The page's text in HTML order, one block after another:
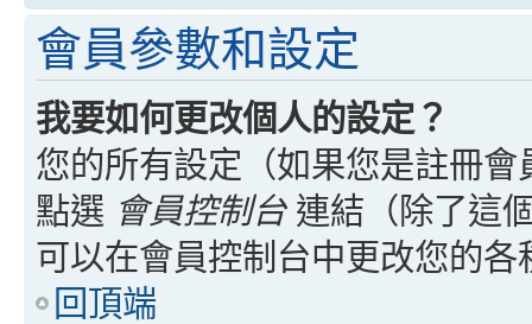
會員參數和設定
我要如何更改個人的設定？
您的所有設定（如果您是註冊
點選 會員控制台連結（除了這
可以在會員控制台中更改您的各
回頂端